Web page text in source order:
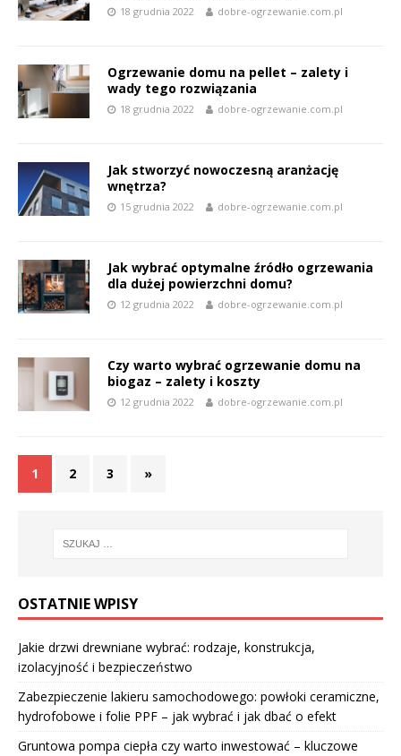
18 grudnia 2022 dobre-ogrzewanie.com.pl
Ogrzewanie domu na pellet – zalety i
wady tego rozwiązania
18 grudnia 2022 dobre-ogrzewanie.com.pl
Jak stworzyć nowoczesną aranżację
wnętrza?
15 grudnia 2022 dobre-ogrzewanie.com.pl
Jak wybrać optymalne źródło ogrzewania
dla dużej powierzchni domu?
12 grudnia 2022 dobre-ogrzewanie.com.pl
Czy warto wybrać ogrzewanie domu na
biogaz – zalety i koszty
12 grudnia 2022 dobre-ogrzewanie.com.pl
1 2 3 »
OSTATNIE WPISY
Jakie drzwi drewniane wybrać: rodzaje, konstrukcja,
izolacyjność i bezpieczeństwo
Zabezpieczenie lakieru samochodowego: powłoki ceramiczne,
hydrofobowe i folie PPF – jak wybrać i jak dbać o efekt
Gruntowa pompa ciepła czy warto inwestować – kluczowe